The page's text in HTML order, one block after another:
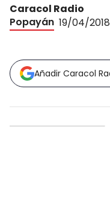
Caracol Radio
Popayán 19/04/
Añadir Caracol